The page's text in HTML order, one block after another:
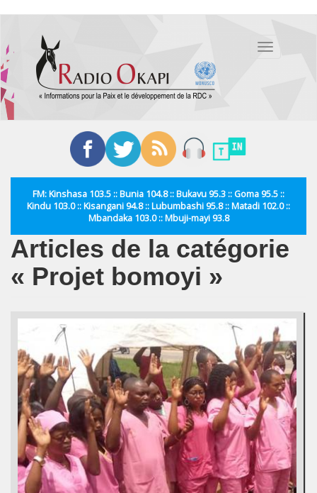
contenu
principal
Toggle
FM: Kinshasa 103.5 :: Bunia 104.8 :: Bukavu 95.3 :: Goma 95.5 ::
Kindu 103.0 :: Kisangani 94.8 :: Lubumbashi 95.8 :: Matadi 102.0 ::
Mbandaka 103.0 :: Mbuji-mayi 93.8
Articles de la catégorie
« Projet bomoyi »